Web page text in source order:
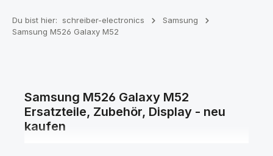
Du bist hier: schreiber-electronics
Samsung
Samsung M526 Galaxy M52
Samsung M526 Galaxy M52
Ersatzteile, Zubehör, Display - neu
kaufen